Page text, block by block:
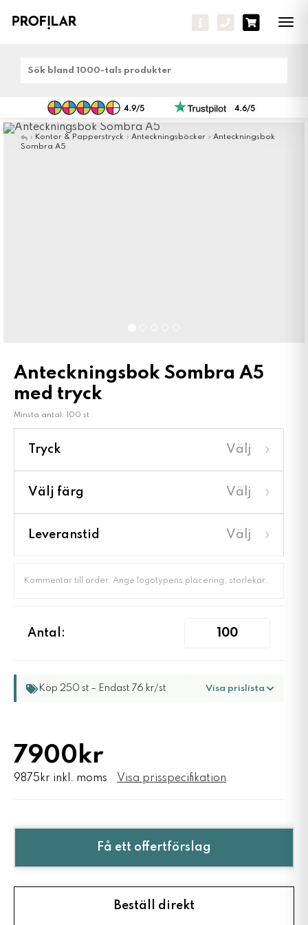
» Kontor & Papperstryck » Anteckningsböcker » Anteckningsbok
Sombra A5
Anteckningsbok Sombra A5
med tryck
Minsta antal: 100 st
Tryck Välj ›
Välj färg Välj ›
Leveranstid Välj ›
Antal:
Köp 250 st – Endast 76 kr/st Visa prislista
7900kr
9875kr inkl. moms Visa prisspecifikation
Få ett offertförslag
Beställ direkt